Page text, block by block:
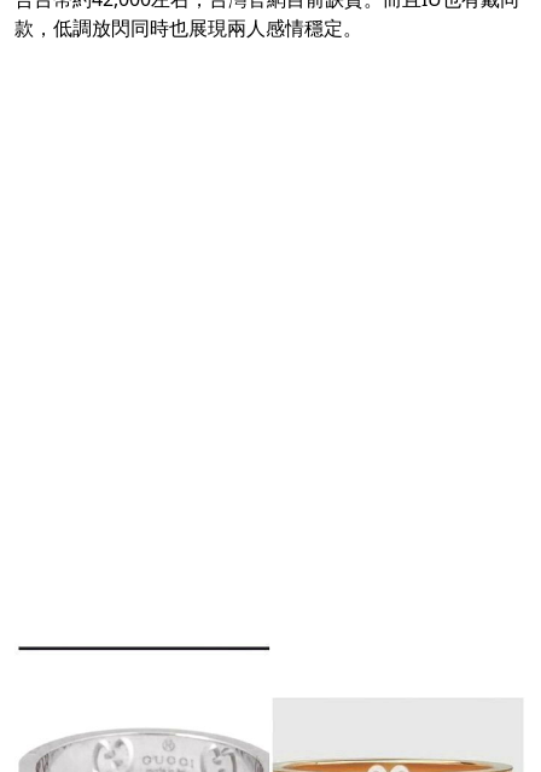
款，低調放閃同時也展現兩人感情穩定。